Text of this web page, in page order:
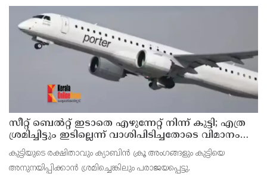
സീറ്റ് ബെല്‍റ്റ് ഇടാതെ എഴുന്നേറ്റ് നിന്ന് കുട്ടി; എത്ര
ശ്രമിച്ചിട്ടും ഇടില്ലെന്ന് വാശിപിടിച്ചതോടെ വിമാനം
റദ്ദാക്കി
കുട്ടിയുടെ രക്ഷിതാവും ക്യാബിന്‍ ക്രൂ അംഗങ്ങളും കുട്ടിയെ
അനുനയിപ്പിക്കാന്‍ ശ്രമിച്ചെങ്കിലും പരാജയപ്പെട്ടു.